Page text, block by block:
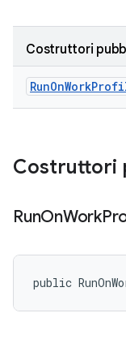
Costruttori
RunOnWork
Costruttori
RunOnWork
public